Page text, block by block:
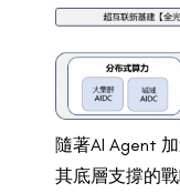
隨著AI Agent
其底層支撐的